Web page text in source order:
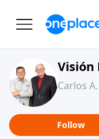
Visión
Carlos
Follow